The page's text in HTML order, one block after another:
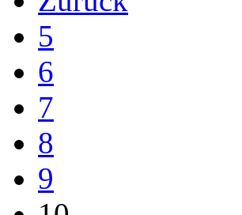
5
6
7
8
9